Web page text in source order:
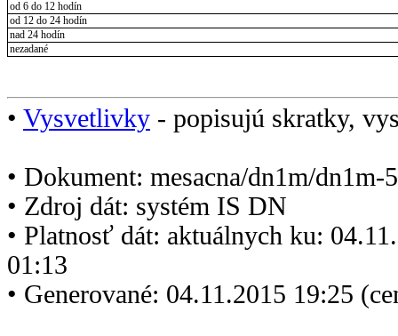
od 6 do 12 hodín
od 12 do 24 hodín
nad 24 hodín
nezadané
• Vysvetlivky - popisujú skratky,
• Dokument: mesacna/dn1m/dn1m-
• Zdroj dát: systém IS DN
• Platnosť dát: aktuálnych ku:
01:13
• Generované: 04.11.2015 19:25